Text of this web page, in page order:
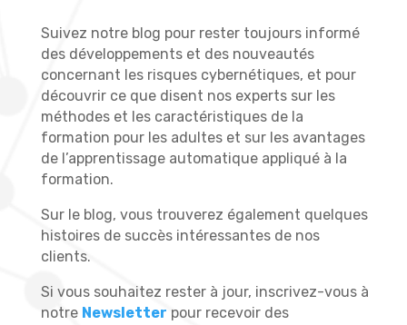
Suivez notre blog pour rester toujours informé
des développements et des nouveautés
concernant les risques cybernétiques, et pour
découvrir ce que disent nos experts sur les
méthodes et les caractéristiques de la
formation pour les adultes et sur les avantages
de l’apprentissage automatique appliqué à la
formation.
Sur le blog, vous trouverez également quelques
histoires de succès intéressantes de nos
clients.
Si vous souhaitez rester à jour, inscrivez-vous à
notre Newsletter pour recevoir des